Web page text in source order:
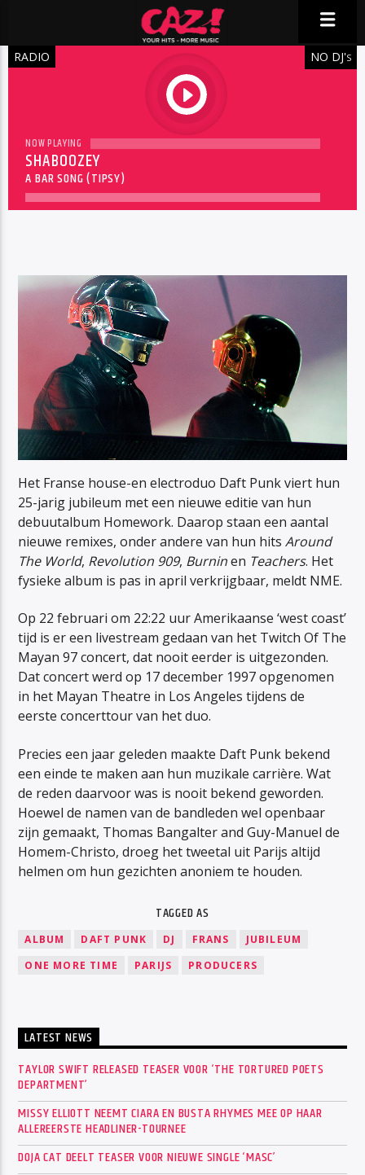
RADIO
play
NO DJ'S
NOW PLAYING
SHABOOZEY
A BAR SONG (TIPSY)
Het Franse house-en electroduo Daft Punk viert hun
25-jarig jubileum met een nieuwe editie van hun
debuutalbum Homework. Daarop staan een aantal
nieuwe remixes, onder andere van hun hitsAround
The World, Revolution 909, Burninen Teachers. Het
fysieke album is pas in april verkrijgbaar, meldt NME.
Op 22 februari om 22:22 uur Amerikaanse ‘west coast’
tijd is er een livestream gedaan van het Twitch Of The
Mayan 97 concert, dat nooit eerder is uitgezonden.
Dat concert werd op 17 december 1997 opgenomen
in het Mayan Theatre in Los Angeles tijdens de
eerste concerttour van het duo.
Precies een jaar geleden maakte Daft Punk bekend
een einde te maken aan hun muzikale carrière. Wat
de reden daarvoor was is nooit bekend geworden.
Hoewel de namen van de bandleden wel openbaar
zijn gemaakt, Thomas Bangalter and Guy-Manuel de
Homem-Christo, droeg het tweetal uit Parijs altijd
helmen om hun gezichten anoniem te houden.
TAGGED AS
ALBUM DAFT PUNK DJ FRANS
JUBILEUM
ONE MORE TIME
PARIJS PRODUCERS
LATEST NEWS
TAYLOR SWIFT RELEASED TEASER VOOR ‘THE TORTURED POETS
DEPARTMENT’
MISSY ELLIOTT NEEMT CIARA EN BUSTA RHYMES MEE OP HAAR
ALLEREERSTE HEADLINER-TOURNEE
DOJA CAT DEELT TEASER VOOR NIEUWE SINGLE ‘MASC’